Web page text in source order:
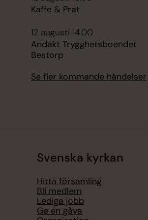
Kaffe & Prat
12 augusti 14.00
Andakt Trygghetsboendet
Bestorp
Se fler kommande händelser
Svenska kyrkan
Hitta församling
Bli medlem
Lediga jobb
Ge en gåva